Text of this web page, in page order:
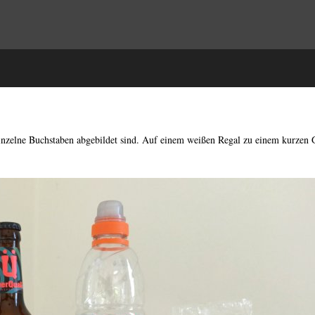
Buchstaben abgebildet sind. Auf einem weißen Regal zu einem